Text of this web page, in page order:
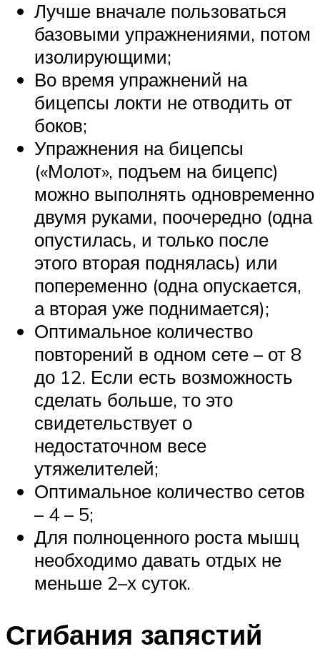
Лучше вначале пользоваться
базовыми упражнениями, потом
изолирующими;
Во время упражнений на
бицепсы локти не отводить от
боков;
Упражнения на бицепсы
(«Молот», подъем на бицепс)
можно выполнять одновременно
двумя руками, поочередно (одна
опустилась, и только после
этого вторая поднялась) или
попеременно (одна опускается,
а вторая уже поднимается);
Оптимальное количество
повторений в одном сете – от 8
до 12. Если есть возможность
сделать больше, то это
свидетельствует о
недостаточном весе
утяжелителей;
Оптимальное количество сетов
– 4 – 5;
Для полноценного роста мышц
необходимо давать отдых не
меньше 2–х суток.
Сгибания запястий